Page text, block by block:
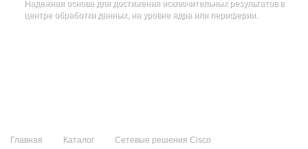
Надежная основа для достижения исключительных результатов в
центре обработки данных, на уровне ядра или периферии.
Созданы для сокращения общей стоимости владенияи
повышение адаптивности Вашего бизнеса
дополнительные компоненты
Главная Каталог
Сетевые решения Cisco